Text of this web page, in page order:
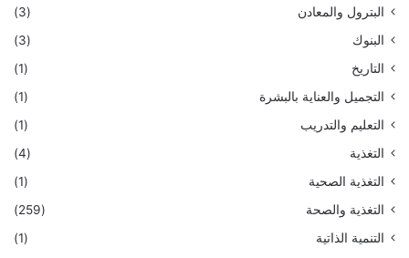
البترول والمعادن
(3)
البنوك
(3)
التاريخ
(1)
التجميل والعناية بالبشرة
(1)
التعليم والتدريب
(1)
التغذية
(4)
التغذية الصحية
(1)
التغذية والصحة
(259)
التنمية الذاتية
(1)